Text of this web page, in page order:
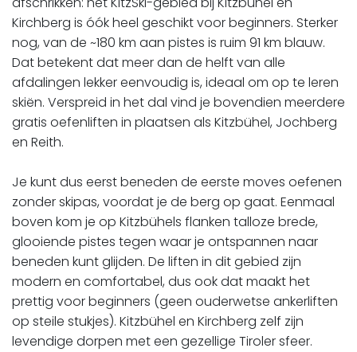
Kirchberg is óók heel geschikt voor beginners. Sterker
nog, van de ~180 km aan pistes is ruim 91 km blauw.
Dat betekent dat meer dan de helft van alle
afdalingen lekker eenvoudig is, ideaal om op te leren
skiën. Verspreid in het dal vind je bovendien meerdere
gratis oefenliften in plaatsen als Kitzbühel, Jochberg
en Reith.
Je kunt dus eerst beneden de eerste moves oefenen
zonder skipas, voordat je de berg op gaat. Eenmaal
boven kom je op Kitzbühels flanken talloze brede,
glooiende pistes tegen waar je ontspannen naar
beneden kunt glijden. De liften in dit gebied zijn
modern en comfortabel, dus ook dat maakt het
prettig voor beginners (geen ouderwetse ankerliften
op steile stukjes). Kitzbühel en Kirchberg zelf zijn
levendige dorpen met een gezellige Tiroler sfeer.